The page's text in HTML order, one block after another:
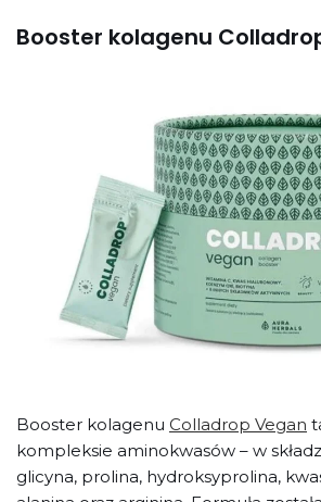
Booster kolagenu
Booster kolagenu Colladrop Vegan
kompleksie aminokwasów – w
glicyna, prolina, hydroksyprolina,